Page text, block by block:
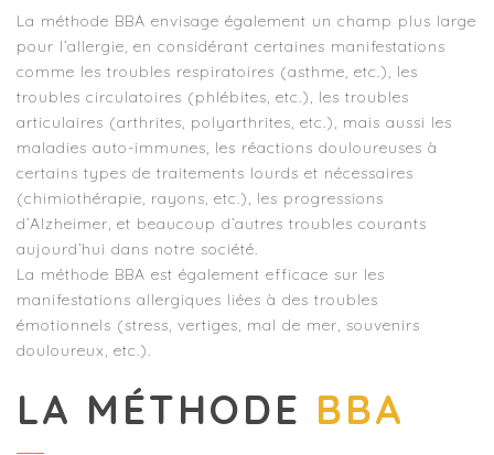
La méthode BBA envisage également un champ plus large
pour l’allergie, en considérant certaines manifestations
comme les troubles respiratoires (asthme, etc.), les
troubles circulatoires (phlébites, etc.), les troubles
articulaires (arthrites, polyarthrites, etc.), mais aussi les
maladies auto-immunes, les réactions douloureuses à
certains types de traitements lourds et nécessaires
(chimiothérapie, rayons, etc.), les progressions
d’Alzheimer, et beaucoup d’autres troubles courants
aujourd’hui dans notre société.
La méthode BBA est également efficace sur les
manifestations allergiques liées à des troubles
émotionnels (stress, vertiges, mal de mer, souvenirs
douloureux, etc.).
LA MÉTHODE BBA